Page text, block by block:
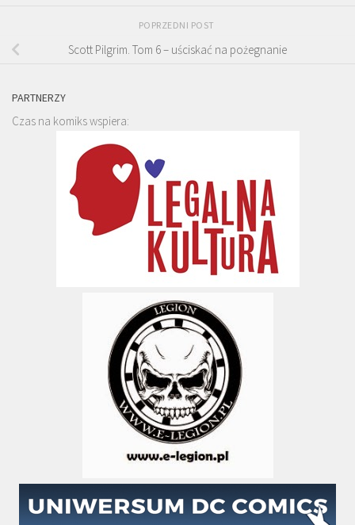
POPRZEDNI POST
Scott Pilgrim. Tom 6 – uściskać na pożegnanie
PARTNERZY
Czas na komiks wspiera: